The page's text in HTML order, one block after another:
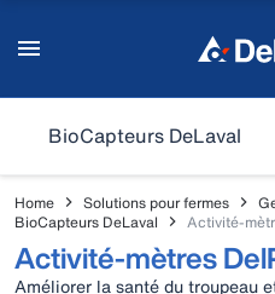
BioCapteurs DeLaval
Home Solutions pour fermes
BioCapteurs DeLaval
Activité-
Activité-mètres
Améliorer la santé du troupeau